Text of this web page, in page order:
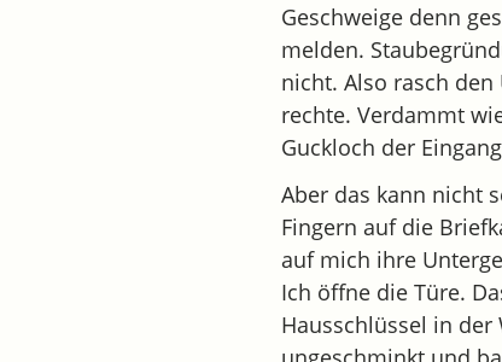
Geschweige denn
melden.
nicht. Also rasch
rechte. Verdammt
Guckloch der
Aber das kann nicht
Fingern auf die
auf mich ihre
Ich öffne die Türe.
Hausschlüssel in